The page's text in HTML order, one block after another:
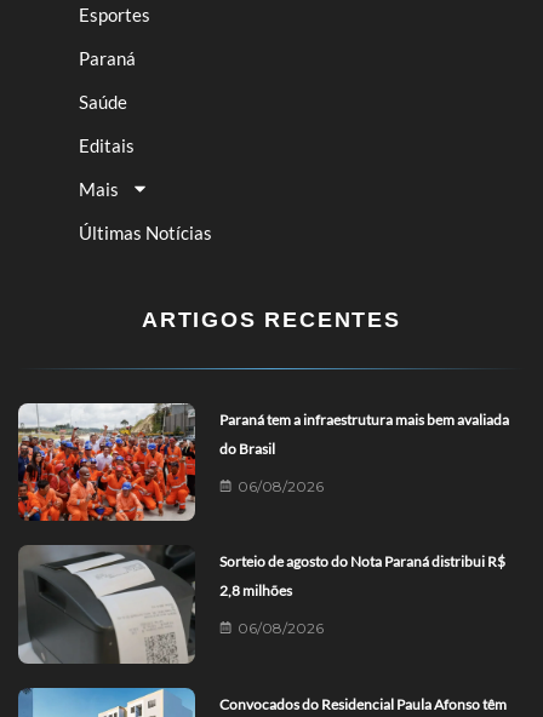
Esportes
Paraná
Saúde
Editais
Mais
Últimas Notícias
ARTIGOS RECENTES
Paraná tem a infraestrutura mais bem avaliada
do Brasil
06/08/2026
Sorteio de agosto do Nota Paraná distribui R$
2,8 milhões
06/08/2026
Convocados do Residencial Paula Afonso têm